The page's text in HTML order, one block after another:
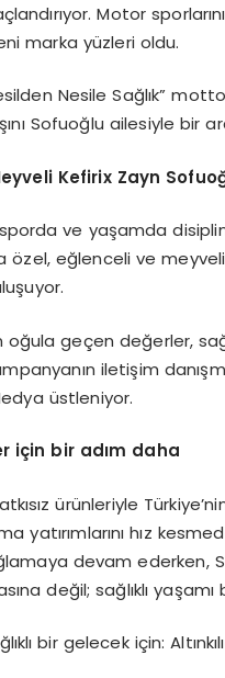
Motor
marka yüzleri oldu.
Nesile Sağlık”
Sofuoğlu ailesiyle bir
Kefirix Zayn
sporda ve yaşamda
özel, eğlenceli ve
geçen değerler,
iletişim
üstleniyor.
için bir adım daha
ürünleriyle
yatırımlarını hız
devam ederken,
değil; sağlıklı
bir gelecek için: